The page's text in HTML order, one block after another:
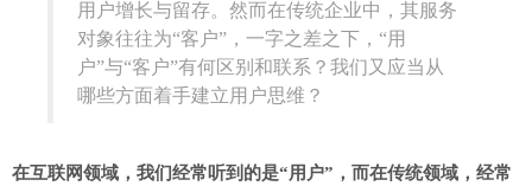
用户增长与留存。然而在传统企业中，其服务
对象往往为“客户”，一字之差之下，“用
户”与“客户”有何区别和联系？我们又应当从
哪些方面着手建立用户思维？
在互联网领域，我们经常听到的是“用户”，而在传统领域，经常